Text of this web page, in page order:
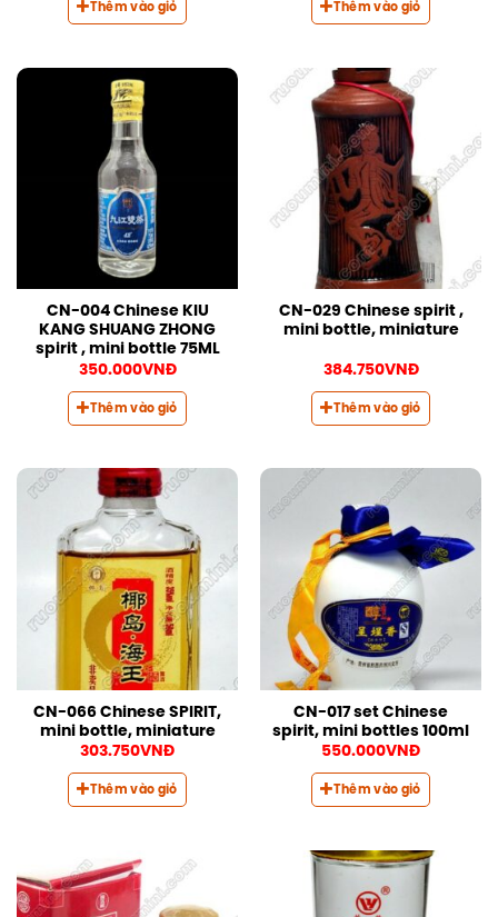
Thêm vào giỏ Thêm vào giỏ
CN-004 Chinese KIU
KANG SHUANG ZHONG
spirit , mini bottle 75ML
350.000VNĐ
Thêm vào giỏ
CN-029 Chinese spirit ,
mini bottle, miniature
384.750VNĐ
Thêm vào giỏ
CN-066 Chinese SPIRIT,
mini bottle, miniature
303.750VNĐ
Thêm vào giỏ
CN-017 set Chinese
spirit, mini bottles 100ml
550.000VNĐ
Thêm vào giỏ